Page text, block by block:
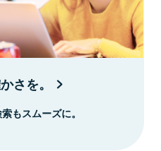
さを。
もスムーズに。